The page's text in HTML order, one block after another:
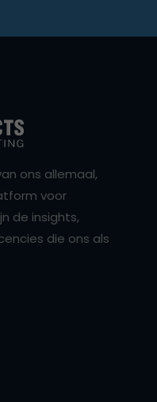
ons allemaal,
voor
de insights,
die ons als